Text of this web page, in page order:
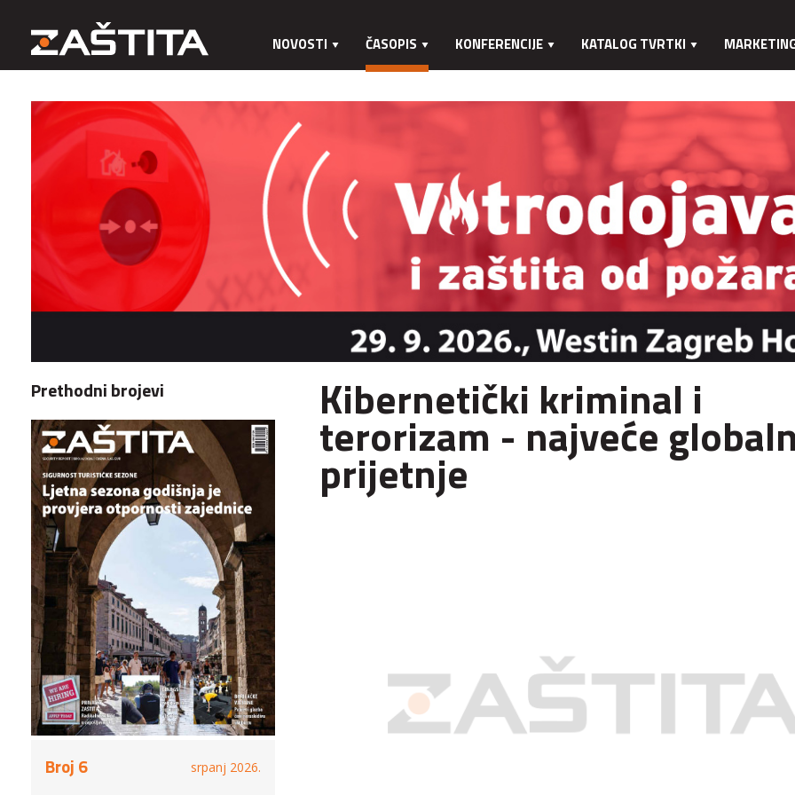
NOVOSTI ČASOPIS KONFERENCIJE KATALOG TVRTKI
Prethodni brojevi
Broj 6 srpanj 2026.
Kibernetički kriminal i
terorizam - najveće
prijetnje